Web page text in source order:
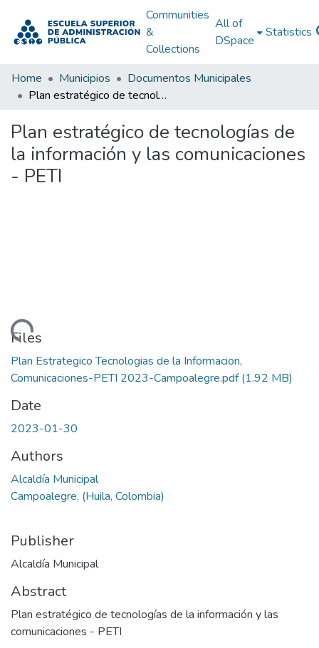
Communities
&
Collections
All of
DSpace
Statistics
Home Municipios
Documentos Municipales
Plan estratégico de tecnologías de la información y las comunicaciones - PETI
Plan estratégico de tecnologías de
la información y las comunicaciones
- PETI
Files
Plan Estrategico Tecnologias de la Informacion,
Comunicaciones-PETI 2023-Campoalegre.pdf(1.92 MB)
Date
2023-01-30
Authors
Alcaldía Municipal
Campoalegre, (Huila, Colombia)
Publisher
Alcaldía Municipal
Abstract
Plan estratégico de tecnologías de la información y las
comunicaciones - PETI